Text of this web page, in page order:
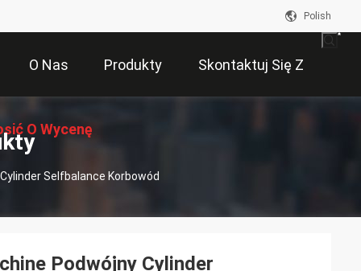
Polish
O Nas Produkty Skontaktuj Się Z
O Wycenę
Selfbalance Korbowód
Podwójny Cylinder